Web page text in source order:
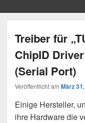
Treiber für
ChipID
(Serial Port)
Veröffentlicht am März
Einige Hersteller,
ihre Hardware die